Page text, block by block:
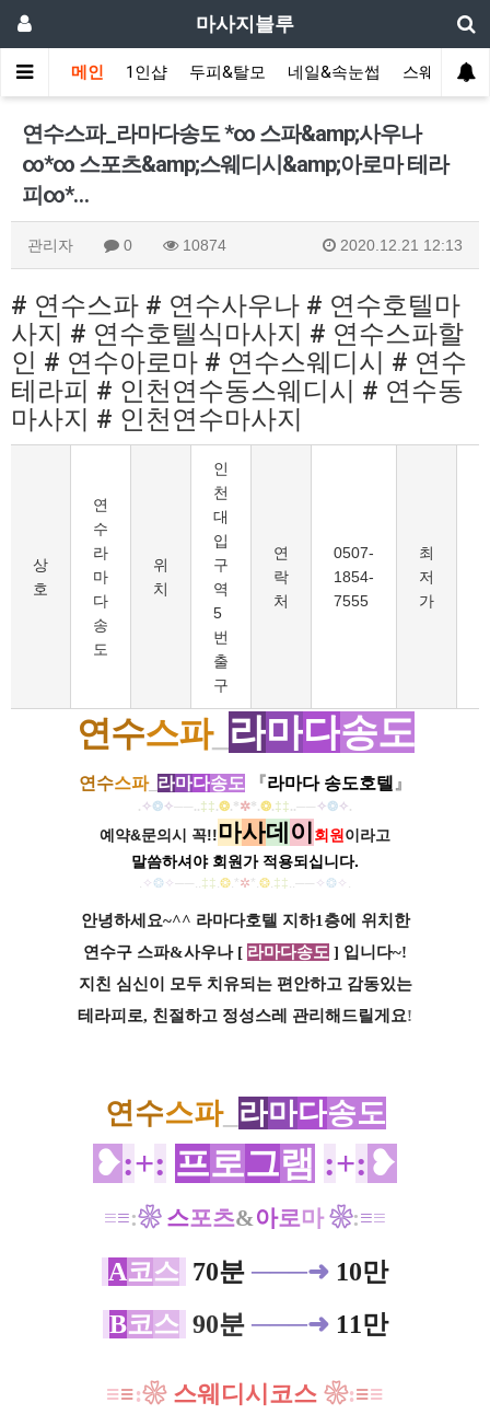
마사지블루
메인 1인샵 두피&탈모 네일&속눈썹 스웨디시(
연수스파_라마다송도 *∞ 스파&amp;사우나
∞*∞ 스포츠&amp;스웨디시&amp;아로마 테라
피∞*…
관리자 0 10874 2020.12.21 12:13
# 연수스파 # 연수사우나 # 연수호텔마
사지 # 연수호텔식마사지 # 연수스파할
인 # 연수아로마 # 연수스웨디시 # 연수
테라피 # 인천연수동스웨디시 # 연수동
마사지 # 인천연수마사지
상
호
연
수
라
마
다
송
도
위
치
인
천
대
입
구
역
5
번
출
구
연
락
처
0507-
1854-
7555
최
저
가
연수스파_ 라마다송도
연수스파_ 라마다송도 『라마다 송도호텔 』
. ✧❂✧──..‡‡.❂.*✲*.❂.‡‡..── ✧❂✧.
예약&문의시 꼭!!마사데 이 회원 이라고
말씀하셔야 회원가 적용되십니다.
. ✧ ❂ ✧──..‡‡.❂. * ✲ * .❂.‡‡..── ✧ ❂ ✧ .
안녕하세요~^^ 라마다호텔 지하1층에 위치한
연수구 스파&사우나 [ 라마다송도 ] 입니다~!
지친 심신이 모두 치유되는 편안하고 감동있는
테라피로, 친절하고 정성스레 관리해드릴게요!
연수스파_ 라마다송도
❥:+: 프로그램 :+: ❥
≡≡:❀ 스포츠&아로마​​ ​​❀:≡≡
A코스 70분 ───➜ 10만
B코스 90분 ───➜ 11만
≡≡:❀ 스웨디시 코스 ❀:≡≡